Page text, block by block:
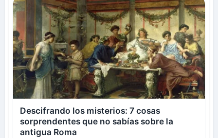
Descifrando los misterios: 7 cosas
sorprendentes que no sabías sobre la
antigua Roma